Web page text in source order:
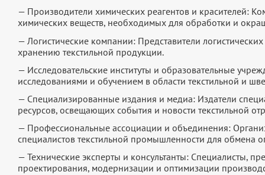
— Производители химических реагентов и красителей:
химических веществ, необходимых для обработки и
— Логистические компании: Представители
хранению текстильной продукции.
— Исследовательские институты и образовательные
исследованиями и обучением в области текстильной и
— Специализированные издания и медиа: Издатели
ресурсов, освещающих события и новости текстильной
— Профессиональные ассоциации и объединения:
специалистов текстильной промышленности для обмена
— Технические эксперты и консультанты: Специалисты,
проектирования, модернизации и оптимизации